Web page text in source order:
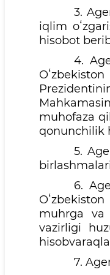
3.
iqlim
hisobot
4.
muhofaza
qonunchilik
5.
6.
muhrga va
vazirligi
7.